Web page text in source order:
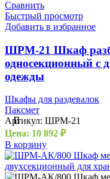
Сравнить
Быстрый просмотр
Добавить в избранное
ШРМ-21 Шкаф
односекционный с
одежды
Шкафы для раздевалок
Паксмет
Артикул: ШРМ-21
Цена: 10 892 ₽
В корзину